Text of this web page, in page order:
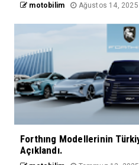
motobilim Ağustos 14, 2025
Forthıng Modellerinin
Açıklandı.